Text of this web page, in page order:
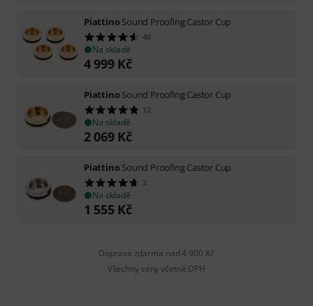
PiattinoSound Proofing Castor Cup
40
Na skladě
4 999 Kč
PiattinoSound Proofing Castor Cup
12
Na skladě
2 069 Kč
PiattinoSound Proofing Castor Cup
3
Na skladě
1 555 Kč
Doprava zdarma nad 4 900 Kč
Všechny ceny včetně DPH